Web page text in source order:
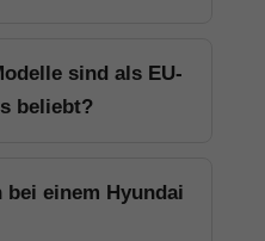
sind als EU-
beliebt?
bei einem Hyundai